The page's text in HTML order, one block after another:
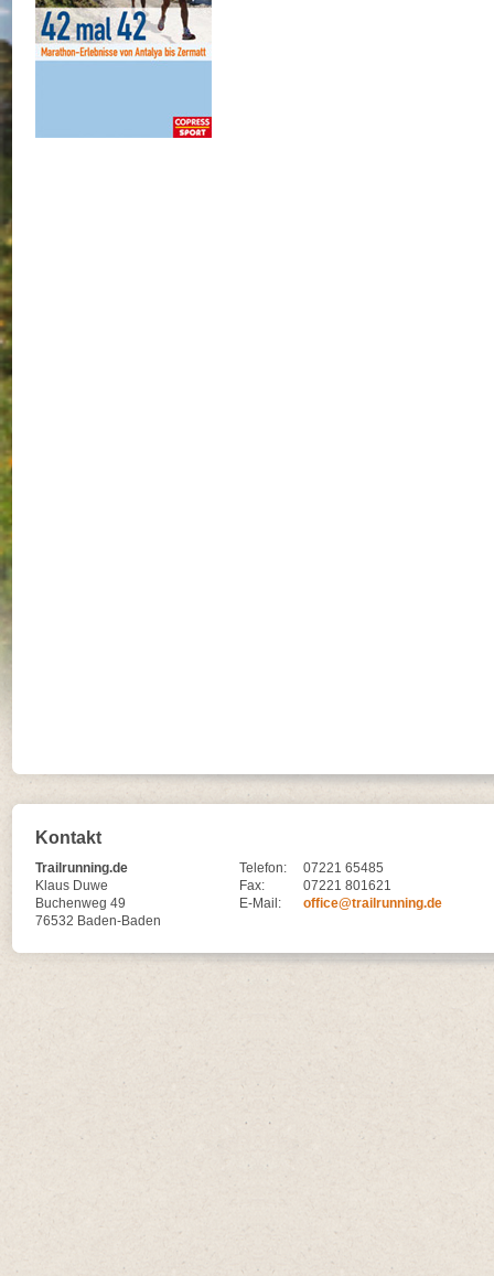
Kontakt
Trailrunning.de
Klaus Duwe
Buchenweg 49
76532 Baden-Baden
Telefon:
07221 65485
Fax:
07221 801621
E-Mail:
office@trailrunning.de